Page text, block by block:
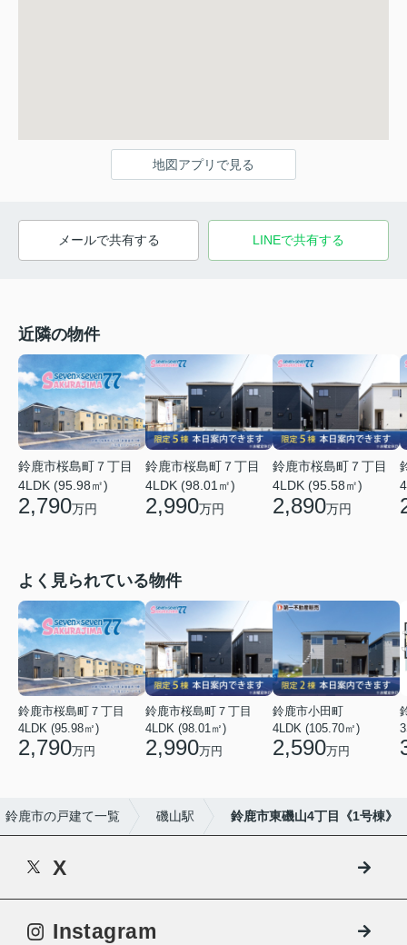
地図アプリで見る
メールで共有する LINEで共有する
近隣の物件
鈴鹿市桜島町７丁目
4LDK (95.98㎡)
2,790万円
鈴鹿市桜島町７丁目
4LDK (98.01㎡)
2,990万円
鈴鹿市桜島町７丁目
4LDK (95.58㎡)
2,890万円
よく見られている物件
鈴鹿市桜島町７丁目
4LDK (95.98㎡)
2,790万円
鈴鹿市桜島町７丁目
4LDK (98.01㎡)
2,990万円
鈴鹿市小田町
4LDK (105.70㎡)
2,590万円
鈴鹿市の戸建て一覧 磯山駅 鈴鹿市東磯山4丁目《1号棟》
X
Instagram